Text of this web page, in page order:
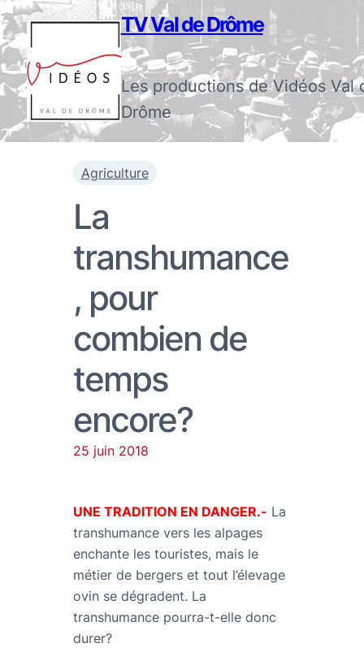
TV Val de Drôme
Les productions de Vidéos Val
Drôme
Agriculture
La
transhumance
, pour
combien de
temps
encore?
25 juin 2018
UNE TRADITION EN DANGER.- La
transhumance vers les alpages
enchante les touristes, mais le
métier de bergers et tout l’élevage
ovin se dégradent. La
transhumance pourra-t-elle donc
durer?